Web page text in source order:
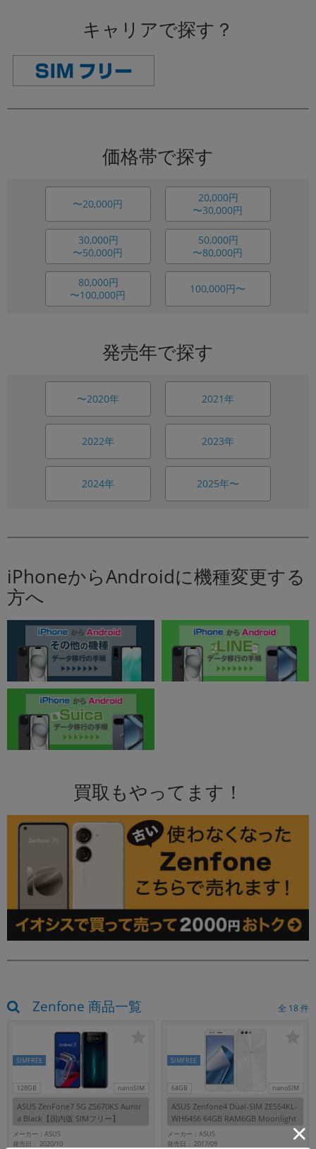
キャリアで探す？
価格帯で探す
〜20,000円 20,000円
〜30,000円
30,000円
〜50,000円
50,000円
〜80,000円
80,000円
〜100,000円 100,000円〜
発売年で探す
〜2020年 2021年
2022年 2023年
2024年 2025年〜
iPhoneからAndroidに機種変更する
方へ
買取もやってます！
Zenfone 商品一覧 全 18 件
128GB nanoSIM
SIMFREE
ASUS ZenFone7 5G ZS670KS Auror
a Black【国内版 SIMフリー】
メーカー：ASUS
発売日： 2020/10
64GB nanoSIM
SIMFREE
ASUS Zenfone4 Dual-SIM ZE554KL-
WH64S6 64GB RAM6GB Moonlight
White【国内版SIMフリー】
メーカー：ASUS
発売日： 2017/09